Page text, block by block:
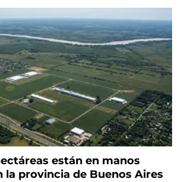
están en manos
la provincia de Buenos Aires